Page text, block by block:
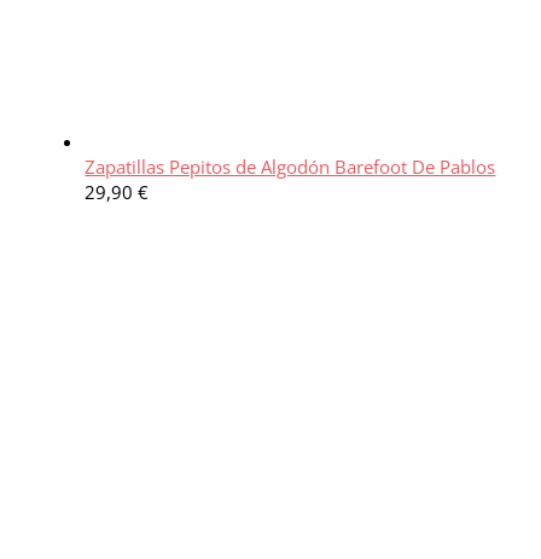
Zapatillas Pepitos de Algodón Barefoot De Pablos
29,90€